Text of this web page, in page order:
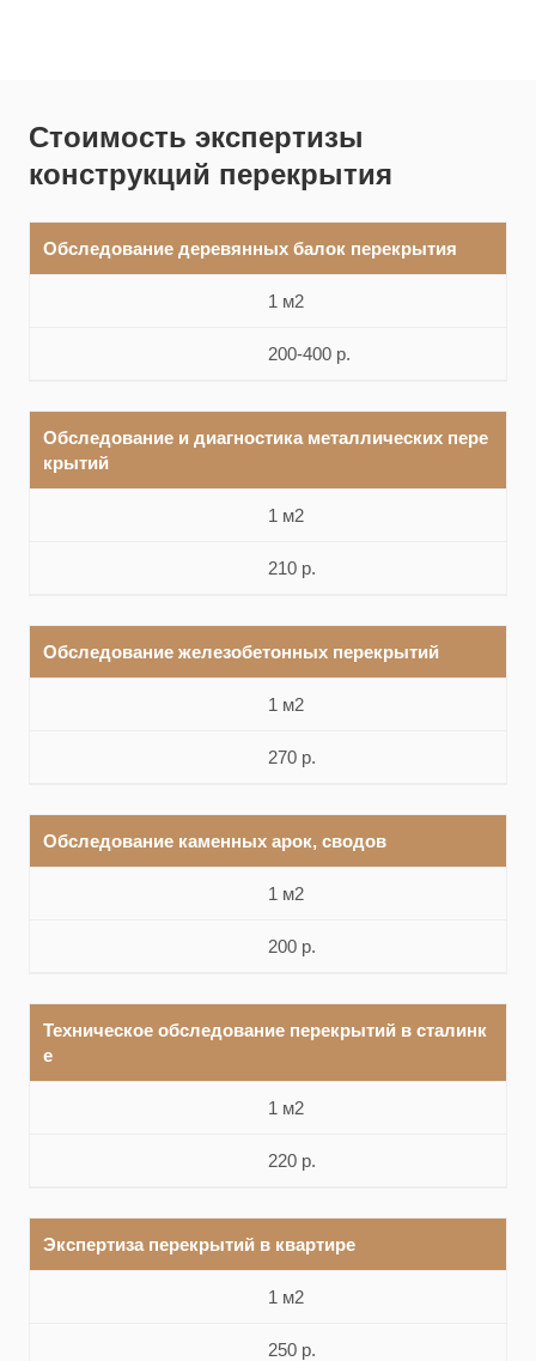
Стоимость экспертизы
конструкций перекрытия
Обследование деревянных балок перекрытия
1 м2
200-400 р.
Обследование и диагностика металлических пере
крытий
1 м2
210 р.
Обследование железобетонных перекрытий
1 м2
270 р.
Обследование каменных арок, сводов
1 м2
200 р.
Техническое обследование перекрытий в сталинк
е
1 м2
220 р.
Экспертиза перекрытий в квартире
1 м2
250 р.